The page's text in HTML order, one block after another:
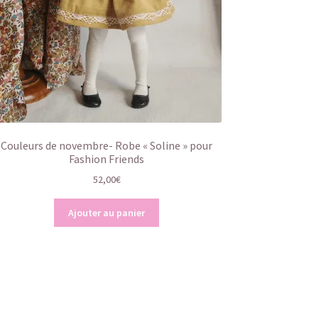
Couleurs de novembre- Robe « Soline » pour
Fashion Friends
52,00€
Ajouter au panier